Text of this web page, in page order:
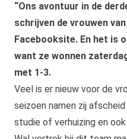
“Ons avontuur in de
schrijven de vrouwen
Facebooksite. En het is
want ze wonnen
met 1-3.
Veel is er nieuw voor de
seizoen namen zij
studie of verhuizing en